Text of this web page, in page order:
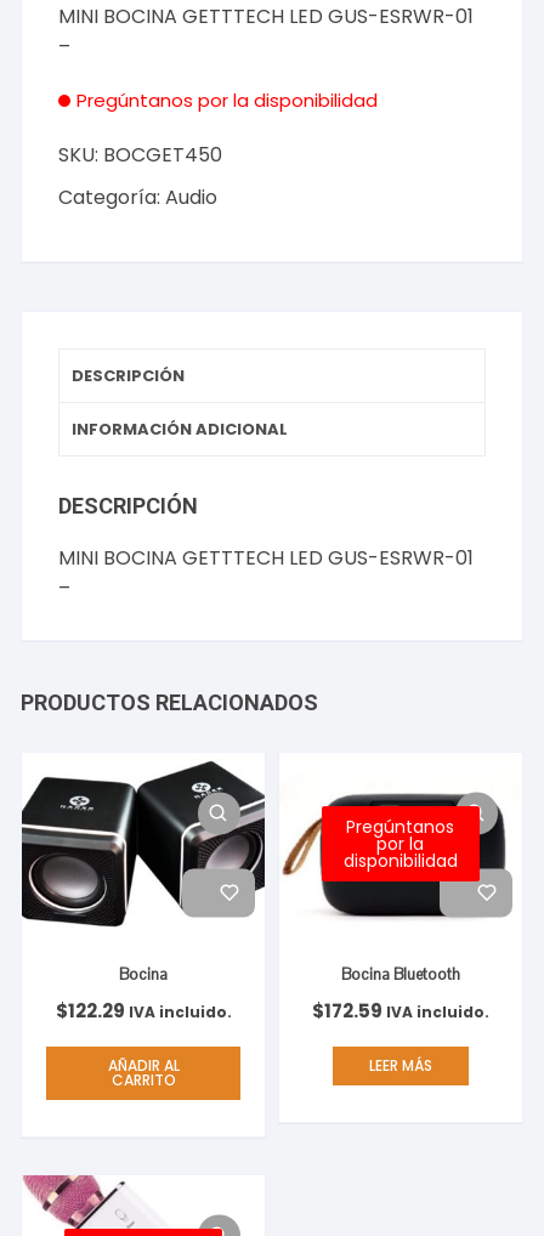
MINI BOCINA GETTTECH LED GUS-ESRWR-01
–
Pregúntanos por la disponibilidad
SKU: BOCGET450
Categoría:Audio
DESCRIPCIÓN
INFORMACIÓN ADICIONAL
DESCRIPCIÓN
MINI BOCINA GETTTECH LED GUS-ESRWR-01
–
PRODUCTOS RELACIONADOS
Bocina
$122.29 IVA incluido.
AÑADIR AL
CARRITO
Pregúntanos
por la
disponibilidad
Bocina Bluetooth
$172.59 IVA incluido.
LEER MÁS